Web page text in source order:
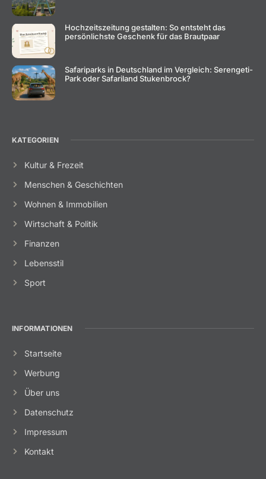
Hochzeitszeitung gestalten: So entsteht das
persönlichste Geschenk für das Brautpaar
Safariparks in Deutschland im Vergleich: Serengeti-
Park oder Safariland Stukenbrock?
KATEGORIEN
Kultur & Frezeit
Menschen & Geschichten
Wohnen & Immobilien
Wirtschaft & Politik
Finanzen
Lebensstil
Sport
INFORMATIONEN
Startseite
Werbung
Über uns
Datenschutz
Impressum
Kontakt